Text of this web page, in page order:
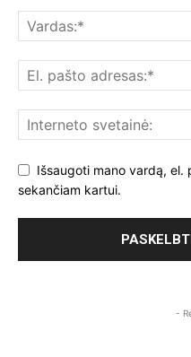
Išsaugoti mano vardą, el.
sekančiam kartui.
-